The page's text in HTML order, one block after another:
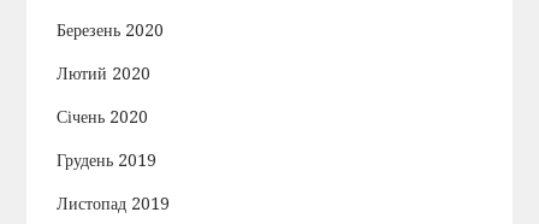
Березень 2020
Лютий 2020
Січень 2020
Грудень 2019
Листопад 2019